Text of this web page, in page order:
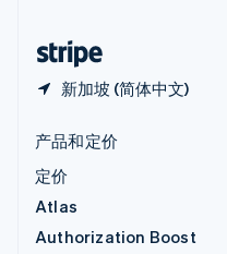
新加坡 (简体中文)
产品和定价
定价
Atlas
Authorization Boost